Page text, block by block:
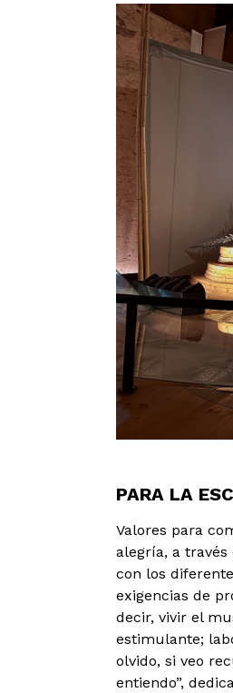
PARA LA
Valores para
alegría, a través
con los
exigencias de
decir, vivir el
estimulante;
olvido, si veo
entiendo”,